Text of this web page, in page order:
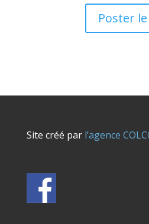
Site créé parl’agence